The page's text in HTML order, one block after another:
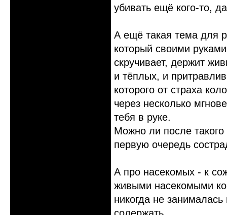
убивать ещё кого-то,
А ещё такая тема для
который своими
скручивает, держит
и тёплых, и
которого от страха
через несколько
тебя в руке.
Можно ли после
первую очередь
А про насекомых - к
живыми насекомыми
никогда не